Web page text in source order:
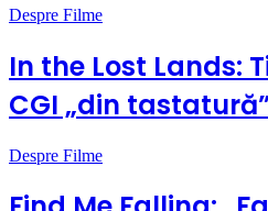
Despre Filme
In the Lost Lands:
CGI „din
Despre Filme